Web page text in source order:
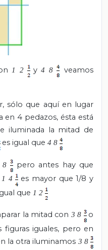
1 2 y4 8
veamos
sólo que aquí en lugar
en 4 pedazos, ésta está
iluminada la mitad de
es igual que 4 8
8
pero antes hay que
1 4
es mayor que 1/8 y
que 1 2
la mitad con 38
o
iguales, pero en
la otra iluminamos 3 8